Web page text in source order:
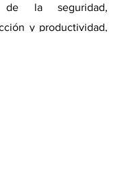
de la seguridad,
y productividad,